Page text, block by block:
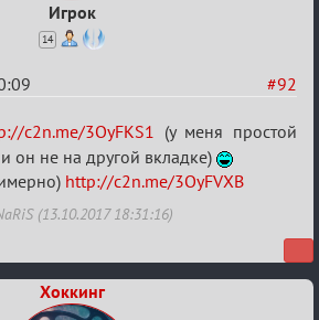
Игрок
14
#92
c2n.me/3OyFKS1 (у меня простой
он не на другой вкладке)
http://c2n.me/3OyFVXB
(13.10.2017 18:31:16)
Хоккинг